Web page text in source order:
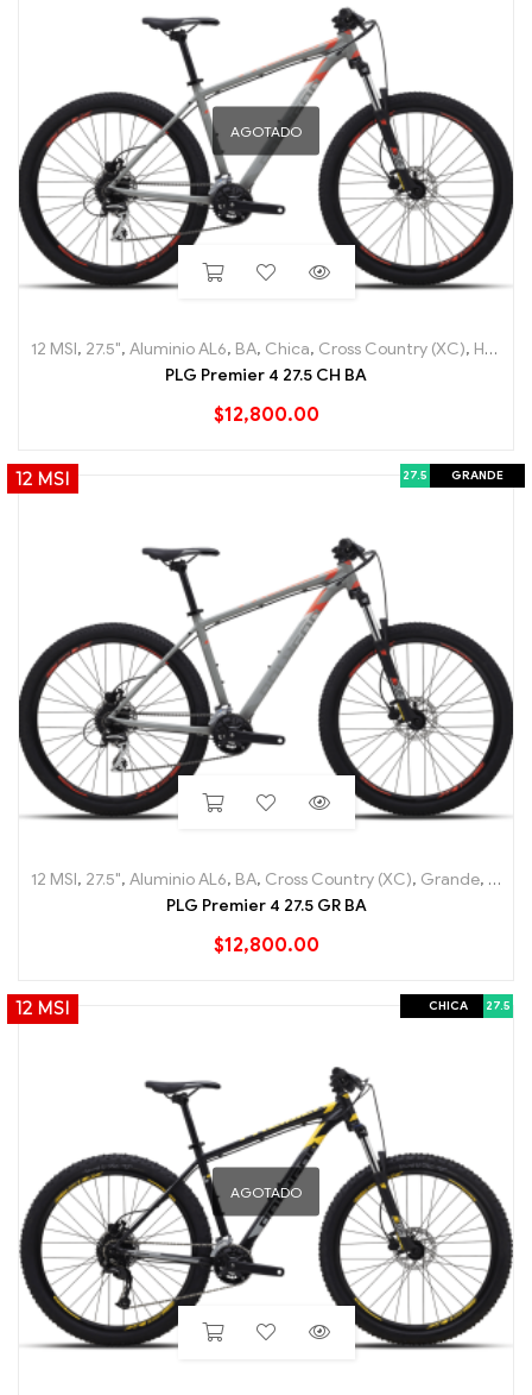
AGOTADO
12 MSI, 27.5", Aluminio AL6, BA, Chica, Cross Country (XC), Hard Tail
PLG Premier 4 27.5 CH BA
$12,800.00
12 MSI 27.5 GRANDE
12 MSI, 27.5", Aluminio AL6, BA, Cross Country (XC), Grande, Hard
PLG Premier 4 27.5 GR BA
$12,800.00
12 MSI CHICA 27.5
AGOTADO